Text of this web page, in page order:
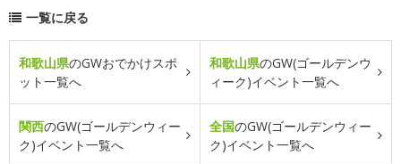
一覧に戻る
和歌山県のGWおでかけスポ
ット一覧へ
和歌山県のGW(ゴールデンウ
ィーク)イベント一覧へ
関西のGW(ゴールデンウィー
ク)イベント一覧へ
全国のGW(ゴールデンウィー
ク)イベント一覧へ